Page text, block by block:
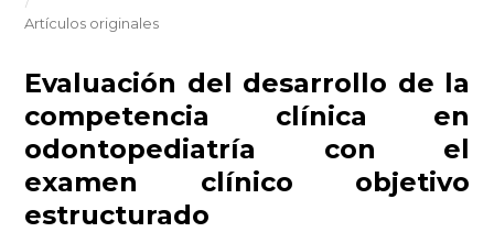
Artículos originales
Evaluación del desarrollo de la
competencia clínica en
odontopediatría con el
examen clínico objetivo
estructurado